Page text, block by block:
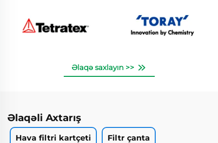
Əlaqə saxlayın >>
Əlaqəli Axtarış
Hava filtri kartçeti Filtr çanta